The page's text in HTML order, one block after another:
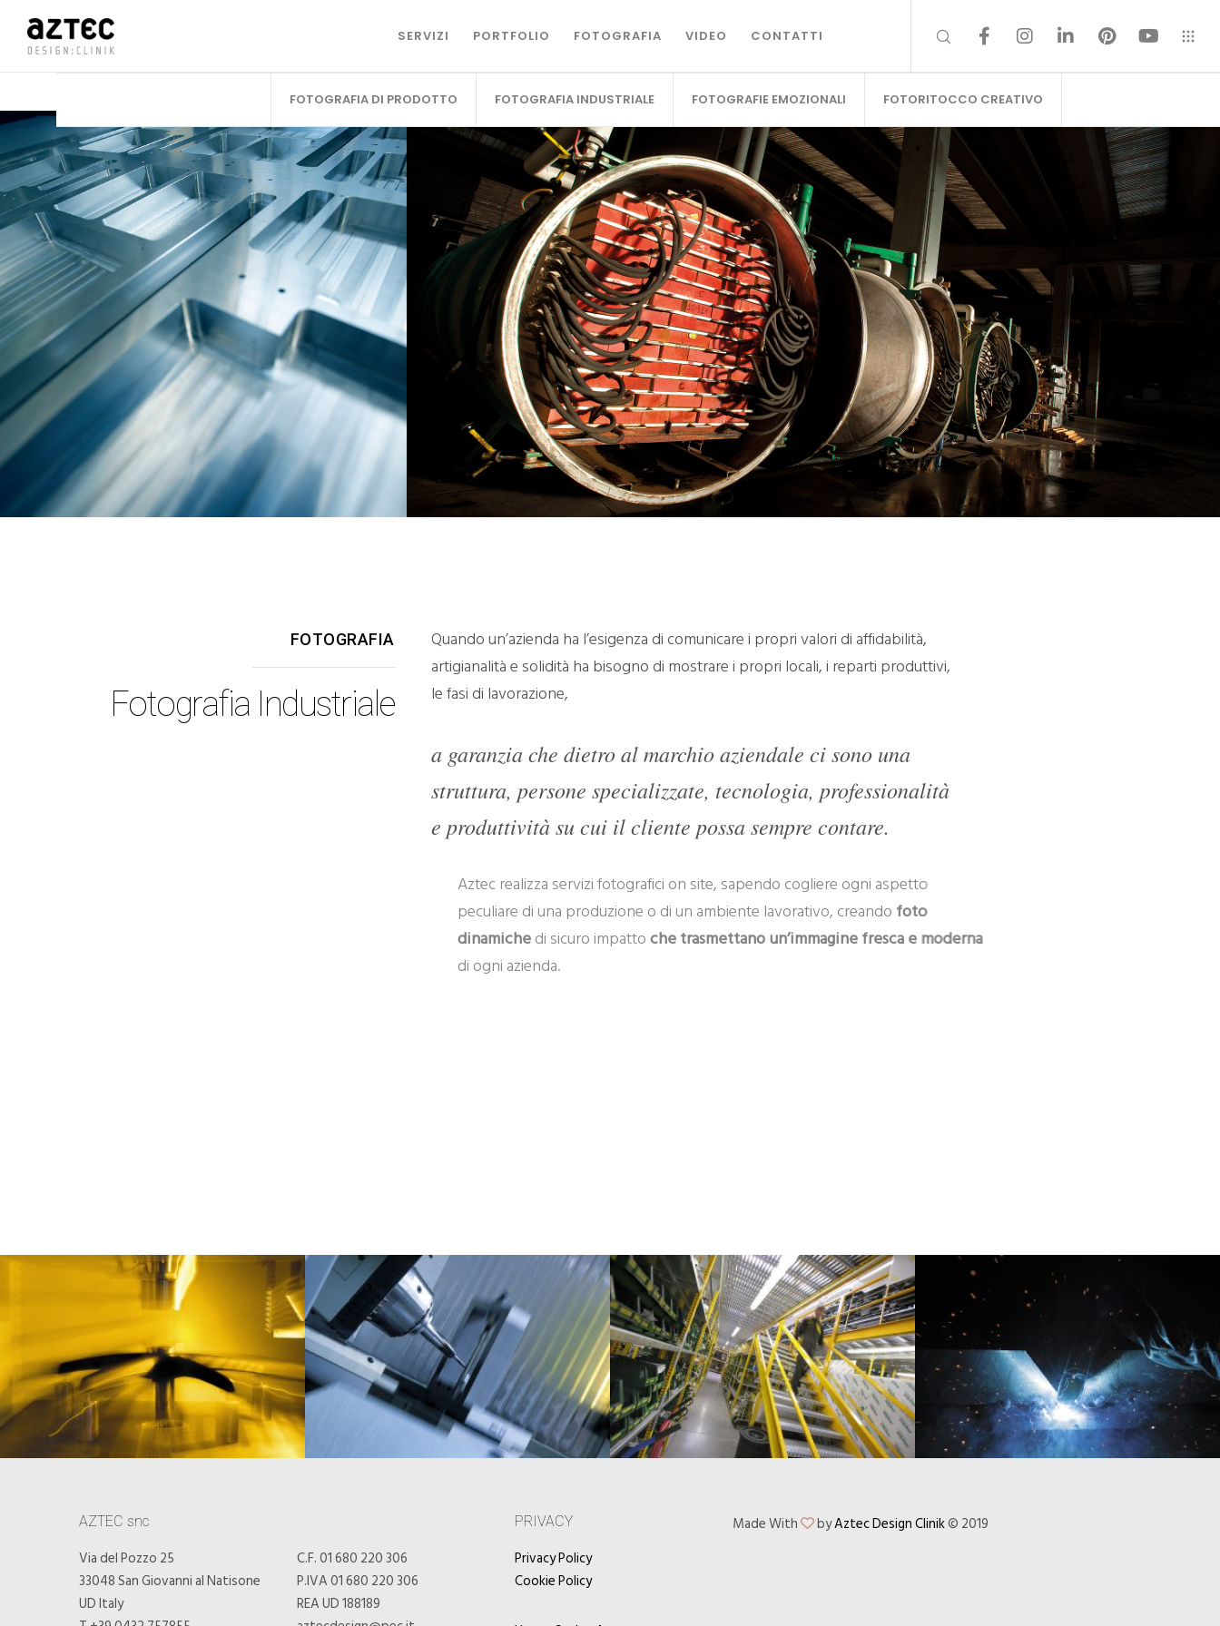
SERVIZI PORTFOLIO FOTOGRAFIA VIDEO CONTATTI
FOTOGRAFIA DI PRODOTTO FOTOGRAFIA INDUSTRIALE FOTOGRAFIE EMOZIONALI FOTORITOCCO CREATIVO
FOTOGRAFIA
Fotografia Industriale
Quando un’azienda ha l’esigenza di comunicare i propri valori di affidabilità,
artigianalità e solidità ha bisogno di mostrare i propri locali, i reparti produttivi,
le fasi di lavorazione,
a garanzia che dietro al marchio aziendale ci sono una
struttura, persone specializzate, tecnologia, professionalità
e produttività su cui il cliente possa sempre contare.
Aztec realizza servizi fotografici on site, sapendo cogliere ogni aspetto
peculiare di una produzione o di un ambiente lavorativo, creandofoto
dinamichedi sicuro impattoche trasmettano un’immagine fresca e moderna
di ogni azienda.
AZTEC snc
Via del Pozzo 25
33048 San Giovanni al Natisone
UD Italy
C.F. 01 680 220 306
P.IVA 01 680 220 306
REA UD 188189
PRIVACY
Privacy Policy
Cookie Policy
Made With byAztec Design Clinik© 2019